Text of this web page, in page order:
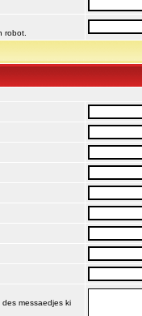
robot.
messaedjes ki